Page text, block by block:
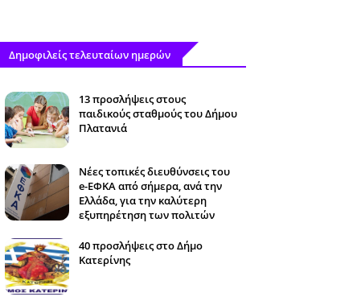
Δημοφιλείς τελευταίων ημερών
13 προσλήψεις στους
παιδικούς σταθμούς του Δήμου
Πλατανιά
Νέες τοπικές διευθύνσεις του
e-ΕΦΚΑ από σήμερα, ανά την
Ελλάδα, για την καλύτερη
εξυπηρέτηση των πολιτών
40 προσλήψεις στο Δήμο
Κατερίνης